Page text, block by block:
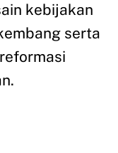
kebijakan
serta